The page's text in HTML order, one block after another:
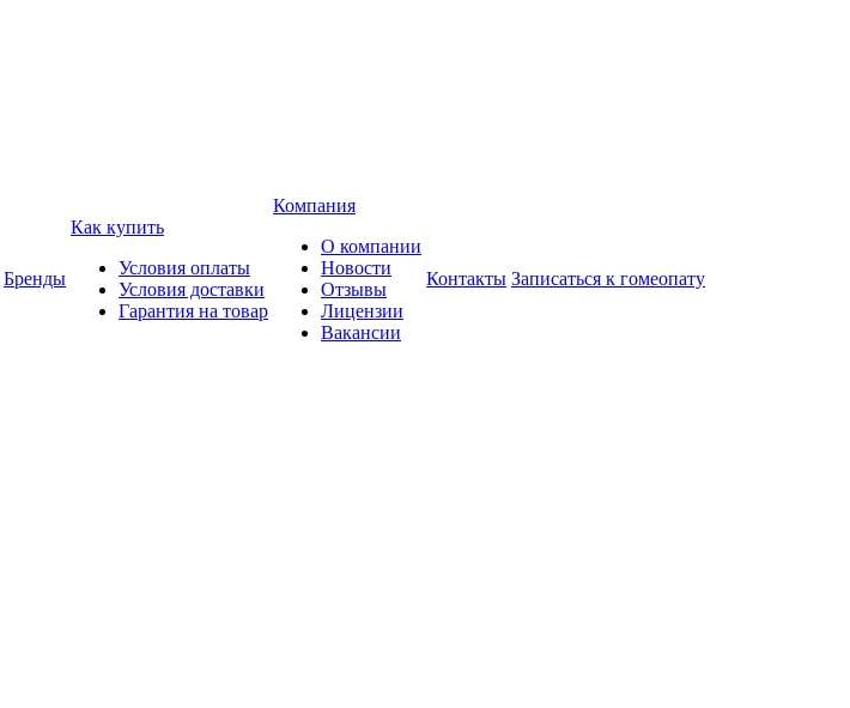
Бренды
Как купить
Условия оплаты
Условия доставки
Гарантия на товар
Компания
О компании
Новости
Отзывы
Лицензии
Вакансии
Контакты Записаться к гомеопату